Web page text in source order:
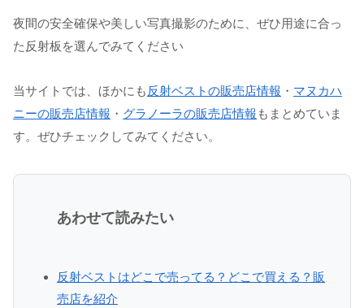
夜間の安全確保や美しい写真撮影のために、ぜひ用途に合っ
た反射板を選んでみてください
当サイトでは、ほかにも反射ベストの販売店情報 ・ マヌカハ
ニーの販売店情報 ・ グラノーラの販売店情報 もまとめていま
す。ぜひチェックしてみてください。
あわせて読みたい
反射ベストはどこで売ってる？どこで買える？販
売店を紹介